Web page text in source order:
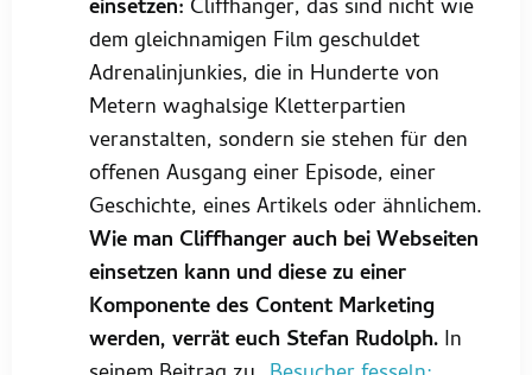
einsetzen: Cliffhanger, das sind nicht wie
dem gleichnamigen Film geschuldet
Adrenalinjunkies, die in Hunderte von
Metern waghalsige Kletterpartien
veranstalten, sondern sie stehen für den
offenen Ausgang einer Episode, einer
Geschichte, eines Artikels oder ähnlichem.
Wie man Cliffhanger auch bei Webseiten
einsetzen kann und diese zu einer
Komponente des Content Marketing
werden, verrät euch Stefan Rudolph. In